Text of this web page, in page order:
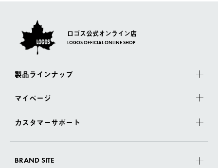
ロゴス公式オンライン店
LOGOS OFFICIAL ONLINE SHOP
製品ラインナップ
マイページ
カスタマーサポート
BRAND SITE